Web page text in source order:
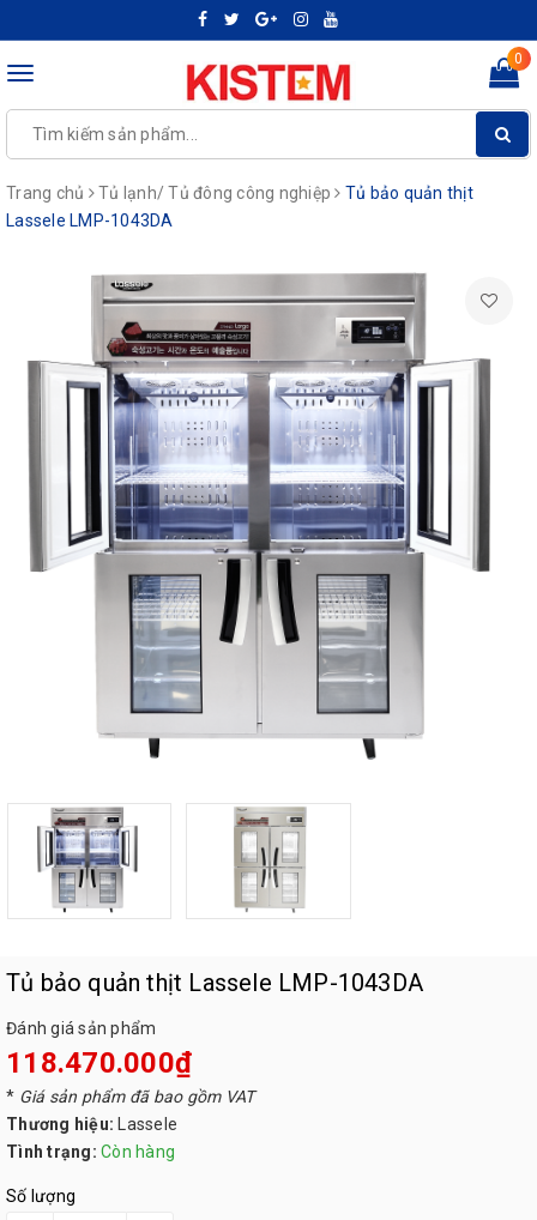
Toggle
0
Trang chủ Tủ lạnh/ Tủ đông công nghiệp
Tủ bảo quản thịt
Lassele LMP-1043DA
Tủ bảo quản thịt Lassele LMP-1043DA
Đánh giá sản phẩm
118.470.000₫
* Giá sản phẩm đã bao gồm VAT
Thương hiệu: Lassele
Tình trạng: Còn hàng
Số lượng